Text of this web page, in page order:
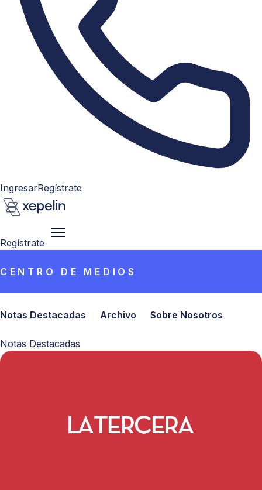
IngresarRegístrate
Regístrate
CENTRO DE MEDIOS
Notas Destacadas Archivo Sobre Nosotros
Notas Destacadas